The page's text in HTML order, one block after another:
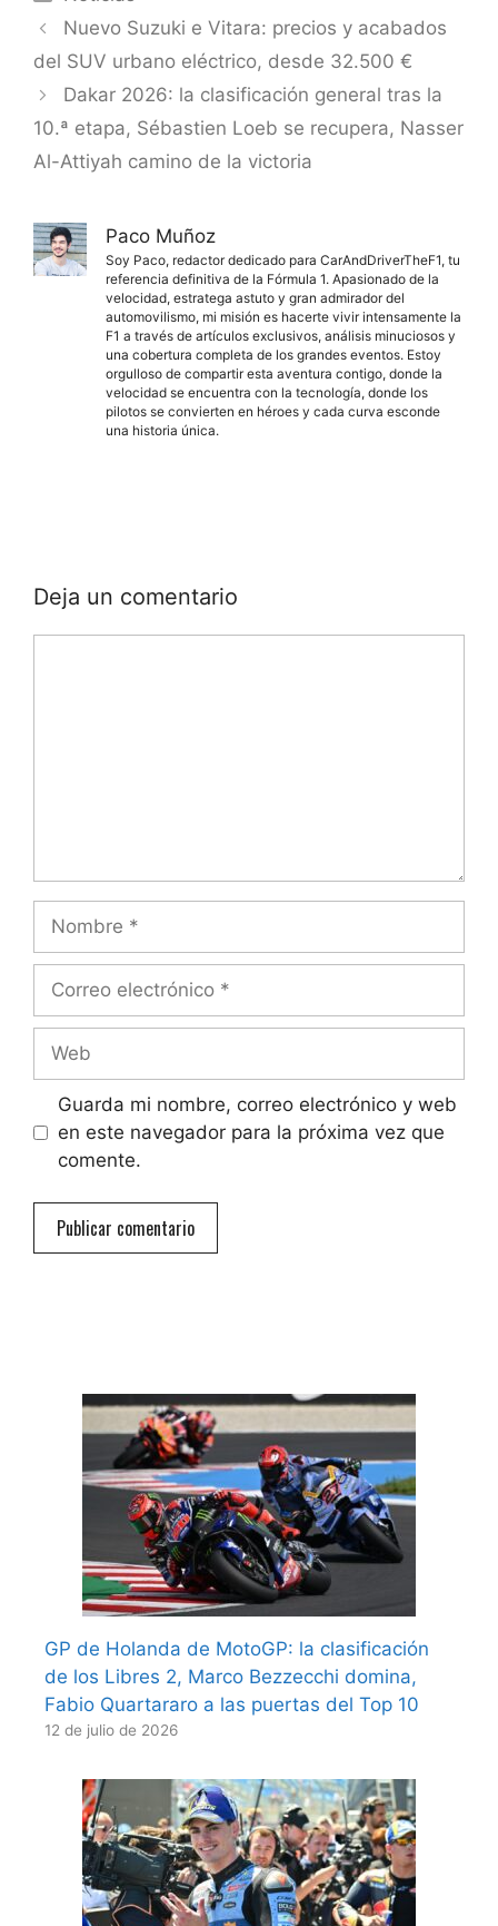
Nuevo Suzuki e Vitara: precios y acabados
del SUV urbano eléctrico, desde 32.500 €
Dakar 2026: la clasificación general tras la
10.ª etapa, Sébastien Loeb se recupera, Nasser
Al-Attiyah camino de la victoria
Paco Muñoz
Soy Paco, redactor dedicado para CarAndDriverTheF1, tu
referencia definitiva de la Fórmula 1. Apasionado de la
velocidad, estratega astuto y gran admirador del
automovilismo, mi misión es hacerte vivir intensamente la
F1 a través de artículos exclusivos, análisis minuciosos y
una cobertura completa de los grandes eventos. Estoy
orgulloso de compartir esta aventura contigo, donde la
velocidad se encuentra con la tecnología, donde los
pilotos se convierten en héroes y cada curva esconde
una historia única.
Deja un comentario
electrónico
Guarda mi nombre, correo electrónico y web
en este navegador para la próxima vez que
comente.
GP de Holanda de MotoGP: la clasificación
de los Libres 2, Marco Bezzecchi domina,
Fabio Quartararo a las puertas del Top 10
12 de julio de 2026